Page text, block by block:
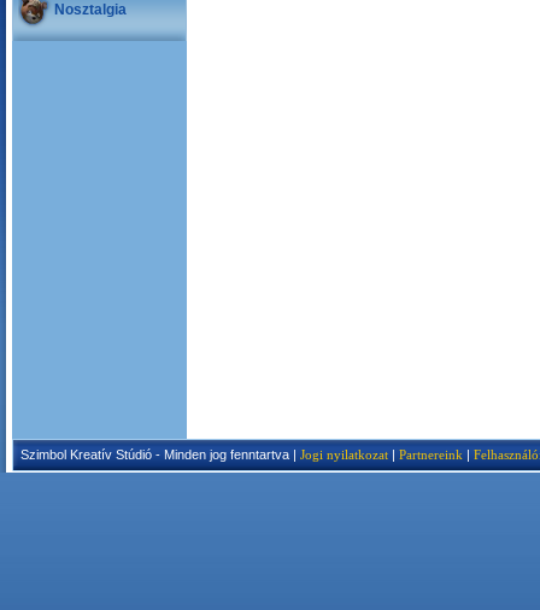
Nosztalgia
Szimbol Kreatív Stúdió - Minden jog fenntartva | Jogi nyilatkozat | Partnereink |